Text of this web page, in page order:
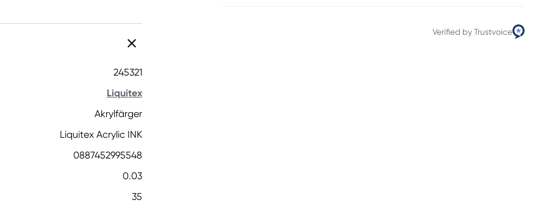
245321
Liquitex
Akrylfärger
Liquitex Acrylic INK
0887452995548
0.03
35
Verified by Trustvoice